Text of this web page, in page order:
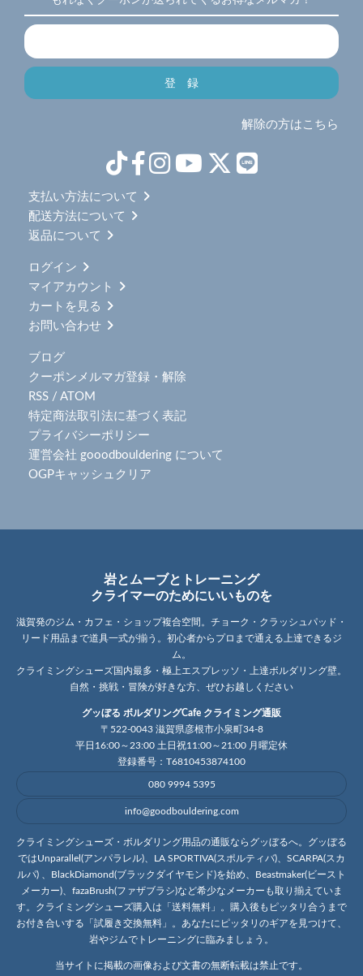
解除の方はこちら
支払い方法について
配送方法について
返品について
ログイン
マイアカウント
カートを見る
お問い合わせ
ブログ
クーポンメルマガ登録・解除
RSS / ATOM
特定商法取引法に基づく表記
プライバシーポリシー
運営会社 gooodbouldering について
OGPキャッシュクリア
岩とムーブとトレーニング
クライマーのためにいいものを
滋賀発のジム・カフェ・ショップ複合空間。チョーク・クラッシュパッド・
リード用品まで道具一式が揃う。初心者からプロまで通える上達できるジ
ム。
クライミングシューズ国内最多・極上エスプレッソ・上達ボルダリング壁。
自然・挑戦・冒険が好きな方、ぜひお越しください
グッぼる ボルダリングCafe クライミング通販
〒522-0043 滋賀県彦根市小泉町34-8
平日16:00～23:00 土日祝11:00～21:00 月曜定休
登録番号：T6810453874100
080 9994 5395
info@goodbouldering.com
クライミングシューズ・ボルダリング用品の通販ならグッぼるへ。グッぼる
ではUnparallel(アンパラレル)、LA SPORTIVA(スポルティバ)、SCARPA(スカ
ルパ) 、BlackDiamond(ブラックダイヤモンド)を始め、Beastmaker(ビースト
メーカー)、fazaBrush(ファザブラシ)など希少なメーカーも取り揃えていま
す。クライミングシューズ購入は「送料無料」。購入後もピッタリ合うまで
お付き合いする「試履き交換無料」。あなたにピッタリのギアを見つけて、
岩やジムでトレーニングに臨みましょう。
当サイトに掲載の画像および文書の無断転載は禁止です。